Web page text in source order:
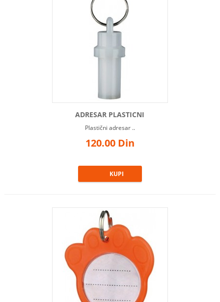
ADRESAR PLASTICNI
Plastični adresar ..
120.00 Din